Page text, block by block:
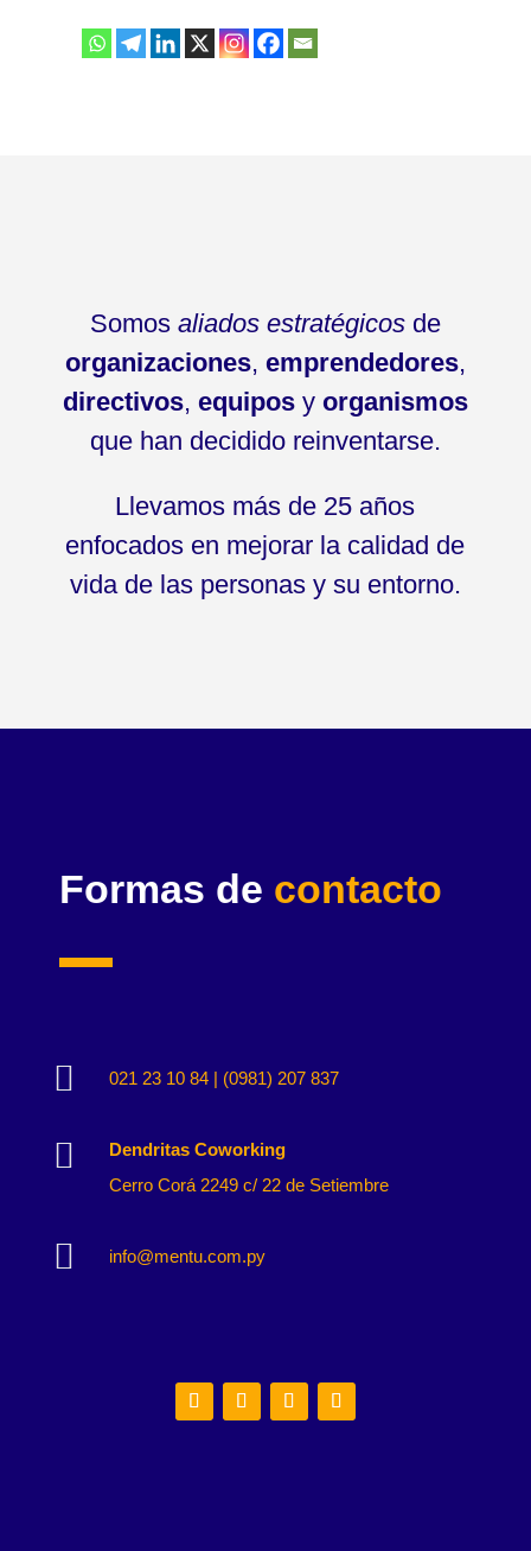
Somos aliados estratégicosde
organizaciones, emprendedores,
directivos, equiposy organismos
que han decidido reinventarse.
Llevamos más de 25 años
enfocados en mejorar la calidad de
vida de las personas y su entorno.
Formas de contacto
 021 23 10 84 | (0981) 207 837

Dendritas Coworking
Cerro Corá 2249 c/ 22 de Setiembre
 info@mentu.com.py